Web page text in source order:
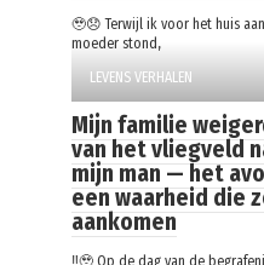
🥹😞 Terwijl ik voor het huis
moeder stond,
LEVENS VERHALEN
Mijn familie
van het vliegveld
mijn man — het
een waarheid die
aankomen
‼️🥹 Op de dag van de